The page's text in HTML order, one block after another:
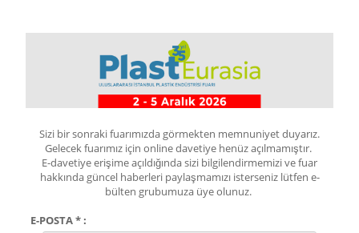
Sizi bir sonraki fuarımızda görmekten memnuniyet duyarız.
Gelecek fuarımız için online davetiye henüz açılmamıştır.
E-davetiye erişime açıldığında sizi bilgilendirmemizi ve fuar
hakkında güncel haberleri paylaşmamızı isterseniz lütfen e-
bülten grubumuza üye olunuz.
E-POSTA * :